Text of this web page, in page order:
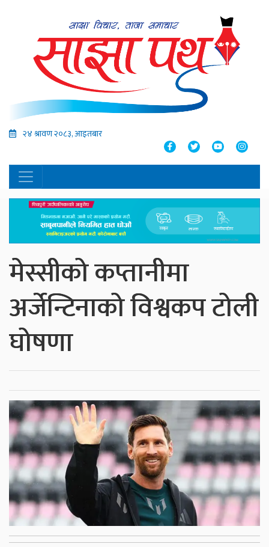
२४ श्रावण २०८३, आइतबार
मेस्सीको कप्तानीमा
अर्जेन्टिनाको विश्वकप टोली
घोषणा